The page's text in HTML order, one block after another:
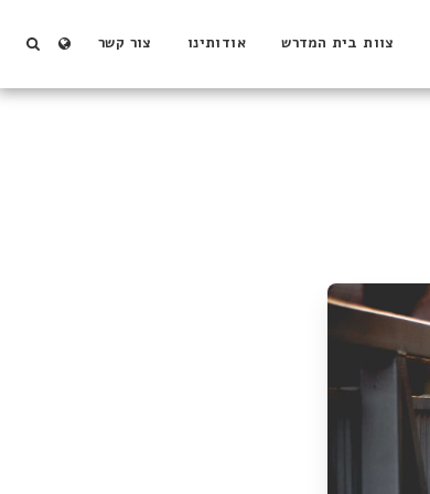
צוות בית המדרש אודותינו צור קשר